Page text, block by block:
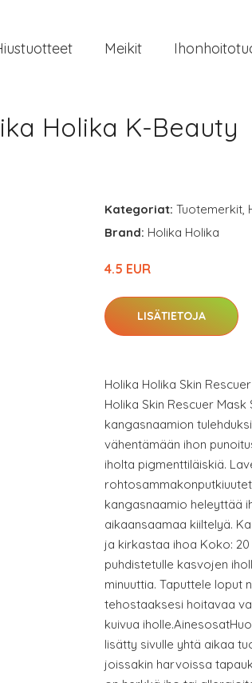
Meikit
Holika K-Beauty
Kategoriat: Tuotemerkit,
Brand: Holika Holika
4.5 EUR
LISÄTIETOJA
Holika Holika Skin
Holika Skin Rescuer
kangasnaamion
vähentämään ihon
iholta pigmenttiläiskiä.
kangasnaamio heleyttää
aikaansaamaa kiiltelyä.
ja kirkastaa ihoa Koko:
puhdistetulle kasvojen
minuuttia. Taputtele loput
tehostaaksesi hoitavaa
kuivua
lisätty sivulle yhtä aikaa
joissakin harvoissa